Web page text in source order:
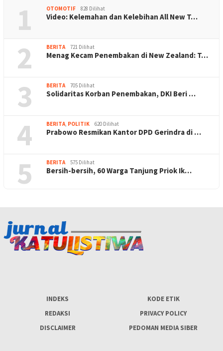
1 OTOMOTIF 828 Dilihat
Video: Kelemahan dan Kelebihan All New T…
2 BERITA 721 Dilihat
Menag Kecam Penembakan di New Zealand: T…
3 BERITA 705 Dilihat
Solidaritas Korban Penembakan, DKI Beri …
4 BERITA, POLITIK 620 Dilihat
Prabowo Resmikan Kantor DPD Gerindra di …
5 BERITA 575 Dilihat
Bersih-bersih, 60 Warga Tanjung Priok Ik…
INDEKS
KODE ETIK
REDAKSI
PRIVACY POLICY
DISCLAIMER
PEDOMAN MEDIA SIBER